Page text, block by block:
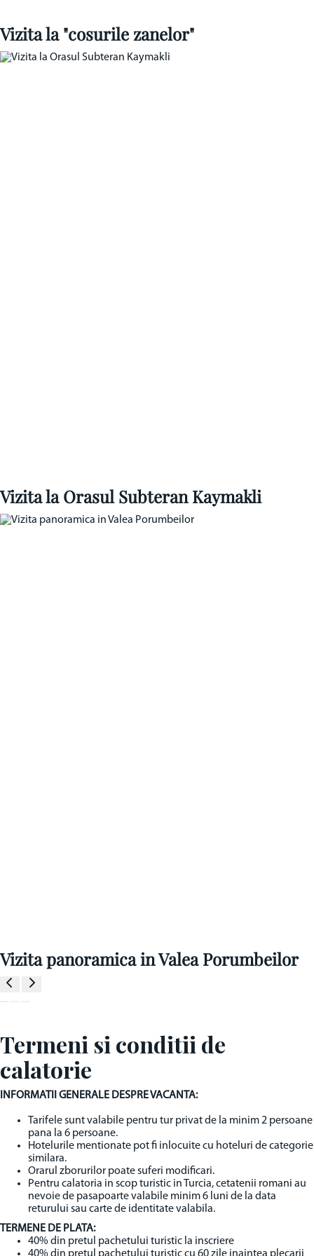
Vizita la "cosurile zanelor"
Vizita la Orasul Subteran Kaymakli
Vizita panoramica in Valea Porumbeilor
Termeni si conditii de
calatorie
INFORMATII GENERALE DESPRE VACANTA:
Tarifele sunt valabile pentru tur privat de la minim 2 persoane
pana la 6 persoane.
Hotelurile mentionate pot fi inlocuite cu hoteluri de categorie
similara.
Orarul zborurilor poate suferi modificari.
Pentru calatoria in scop turistic in Turcia, cetatenii romani au
nevoie de pasapoarte valabile minim 6 luni de la data
returului sau carte de identitate valabila.
TERMENE DE PLATA:
40% din pretul pachetului turistic la inscriere